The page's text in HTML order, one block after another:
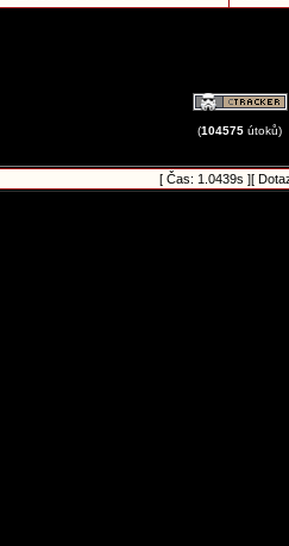
(104575 útoků)
[ Čas: 1.0439s ][